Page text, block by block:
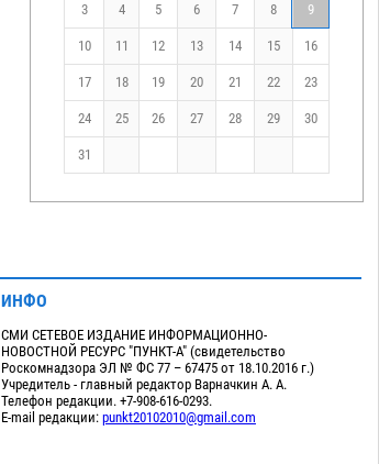
3 4 5 6 7 8 9
10 11 12 13 14 15 16
17 18 19 20 21 22 23
24 25 26 27 28 29 30
31
ИНФО
СМИ СЕТЕВОЕ ИЗДАНИЕ ИНФОРМАЦИОННО-
НОВОСТНОЙ РЕСУРС "ПУНКТ-А" (свидетельство
Роскомнадзора ЭЛ № ФС 77 – 67475 от 18.10.2016 г.)
Учредитель - главный редактор Варначкин А. А.
Телефон редакции. +7-908-616-0293.
E-mail редакции: punkt20102010@gmail.com